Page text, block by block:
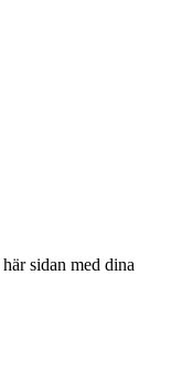
sidan med dina